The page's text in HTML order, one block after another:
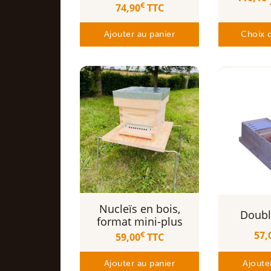
74,90€ TTC
Ajouter au panier Choix
Nucleïs en bois,
format mini-plus
59,00€ TTC
Ajouter au panier